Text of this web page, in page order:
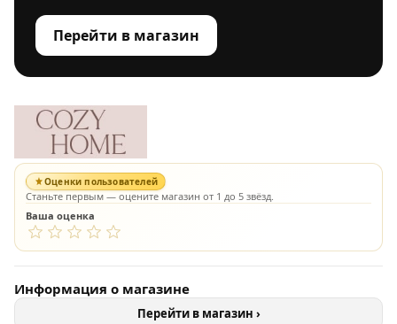
Перейти в магазин
Оценки пользователей
Станьте первым — оцените магазин от 1 до 5 звёзд.
Ваша оценка
Информация о магазине
Перейти в магазин ›